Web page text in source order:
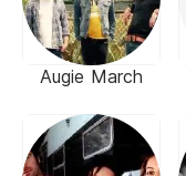
Augie March